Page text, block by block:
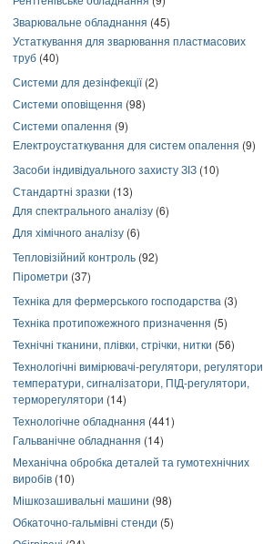
Зварювальне обладнання (45)
Устаткування для зварювання пластмасових
труб (40)
Системи для дезінфекції(2)
Системи оповіщення (98)
Системи опалення (9)
Електроустаткування для систем опалення (9)
Засоби індивідуального захисту ЗІЗ (10)
Стандартні зразки (13)
Для спектрального аналізу (6)
Для хімічного аналізу (6)
Тепловізійний контроль (92)
Пірометри (37)
Техніка для фермерського господарства (3)
Техніка протипожежного призначення (5)
Технічні тканини, плівки, стрічки, нитки (56)
Технологічні вимірювачі-регулятори, регулятори
температури, сигналізатори, ПІД-регулятори,
терморегулятори (14)
Технологічне обладнання (441)
Гальванічне обладнання (14)
Механічна обробка деталей та гумотехнічних
виробів (10)
Мішкозашивальні машини (98)
Обкаточно-гальмівні стенди (5)